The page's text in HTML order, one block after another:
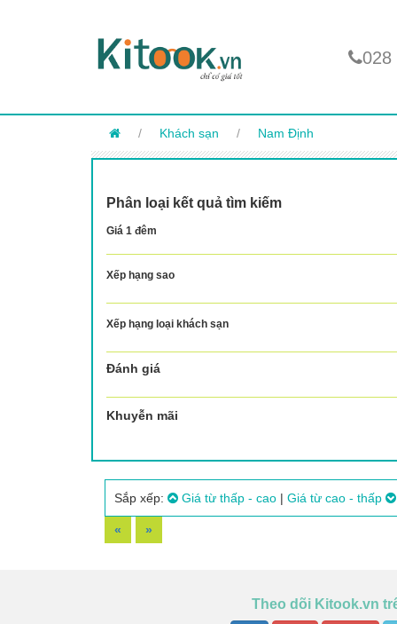
028
/ Khách sạn / Nam Định
Phân loại kết quả tìm kiếm
Giá 1 đêm
Xếp hạng sao
Xếp hạng loại khách sạn
Đánh giá
Khuyễn mãi
Sắp xếp: Giá từ thấp - cao| Giá từ cao - thấp
« »
Theo dõi Kitook.vn